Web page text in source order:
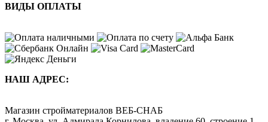
ВИДЫ ОПЛАТЫ
НАШ АДРЕС:
Магазин стройматериалов ВЕБ-СНАБ